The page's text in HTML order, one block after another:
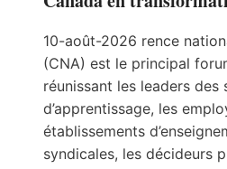
10-août-2026 rence
(CNA) est le principal
réunissant les leaders des
d’apprentissage, les
établissements
syndicales, les décideurs